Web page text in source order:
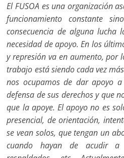
El FUSOA es una organización
funcionamiento constante
consecuencia de alguna lucha
necesidad de apoyo. En los
y represión va en aumento, por
trabajo está siendo cada vez
nos ocupamos de dar apoyo
defensa de sus derechos y que
que la apoye. El apoyo no es
presencial, de orientación,
se vean solos, que tengan un
cuando hayan de acudir